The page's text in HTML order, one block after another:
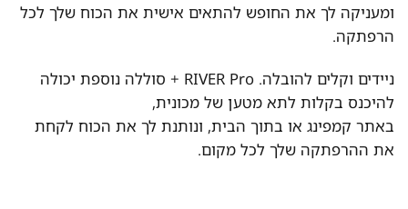
ומעניקה לך את החופש להתאים אישית את הכוח שלך לכל
הרפתקה.
ניידים וקלים להובלה. RIVER Pro + סוללה נוספת יכולה
להיכנס בקלות לתא מטען של מכונית,
באתר קמפינג או בתוך הבית, ונותנת לך את הכוח לקחת
את ההרפתקה שלך לכל מקום.